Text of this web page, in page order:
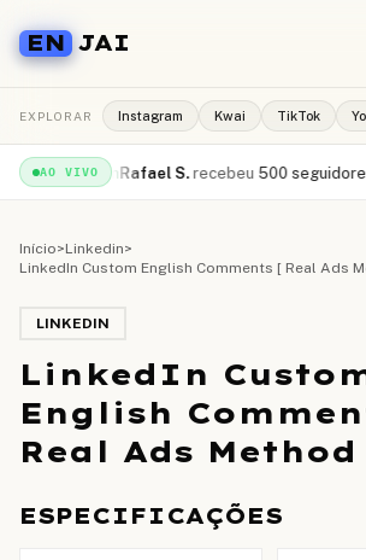
EN JAI
EXPLORAR Instagram Kwai TikTok
AO VIVO
·há 1minRafael S. recebeu 500 seguidores
Início>Linkedin>
LinkedIn Custom English Comments [ Real Ads
LINKEDIN
LinkedIn
English
Real Ads
ESPECIFICAÇÕES